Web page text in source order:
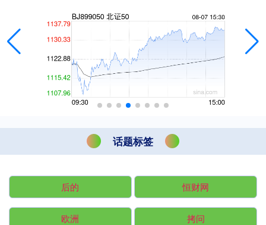
话题标签
后的 恒财网
欧洲 拷问